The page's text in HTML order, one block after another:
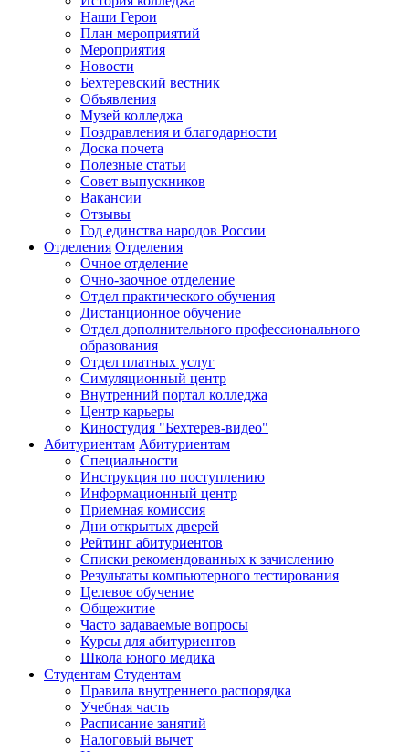
Наши Герои
План мероприятий
Мероприятия
Новости
Бехтеревский вестник
Объявления
Музей колледжа
Поздравления и благодарности
Доска почета
Полезные статьи
Совет выпускников
Вакансии
Отзывы
Год единства народов России
Отделения Отделения
Очное отделение
Очно-заочное отделение
Отдел практического обучения
Дистанционное обучение
Отдел дополнительного профессионального
образования
Отдел платных услуг
Симуляционный центр
Внутренний портал колледжа
Центр карьеры
Киностудия "Бехтерев-видео"
Абитуриентам Абитуриентам
Специальности
Инструкция по поступлению
Информационный центр
Приемная комиссия
Дни открытых дверей
Рейтинг абитуриентов
Списки рекомендованных к зачислению
Результаты компьютерного тестирования
Целевое обучение
Общежитие
Часто задаваемые вопросы
Курсы для абитуриентов
Школа юного медика
Студентам Студентам
Правила внутреннего распорядка
Учебная часть
Расписание занятий
Налоговый вычет